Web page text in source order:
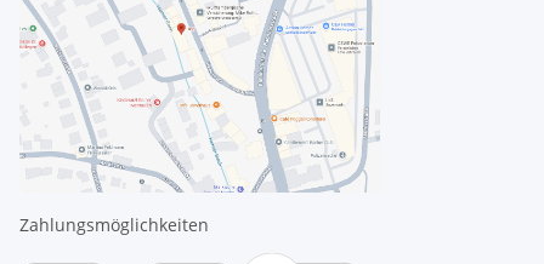
Zahlungsmöglichkeiten